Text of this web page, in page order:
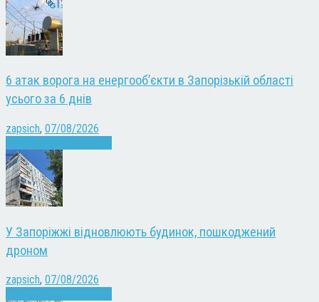
6 атак ворога на енергооб’єкти в Запорізькій області
усього за 6 днів
zapsich, 07/08/2026
У Запоріжжі відновлюють будинок, пошкоджений
дроном
zapsich, 07/08/2026